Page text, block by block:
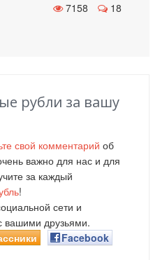
7158
18
рубли за вашу
свой комментарий об
важно для нас и для
за каждый
!
сети и
вашими друзьями.
Facebook